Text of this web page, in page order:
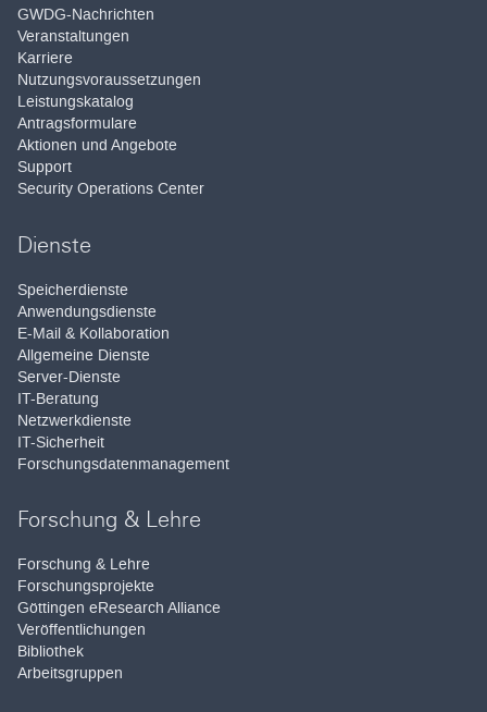
GWDG-Nachrichten
Veranstaltungen
Karriere
Nutzungsvoraussetzungen
Leistungskatalog
Antragsformulare
Aktionen und Angebote
Support
Security Operations Center
Dienste
Speicherdienste
Anwendungsdienste
E-Mail & Kollaboration
Allgemeine Dienste
Server-Dienste
IT-Beratung
Netzwerkdienste
IT-Sicherheit
Forschungsdatenmanagement
Forschung & Lehre
Forschung & Lehre
Forschungsprojekte
Göttingen eResearch Alliance
Veröffentlichungen
Bibliothek
Arbeitsgruppen